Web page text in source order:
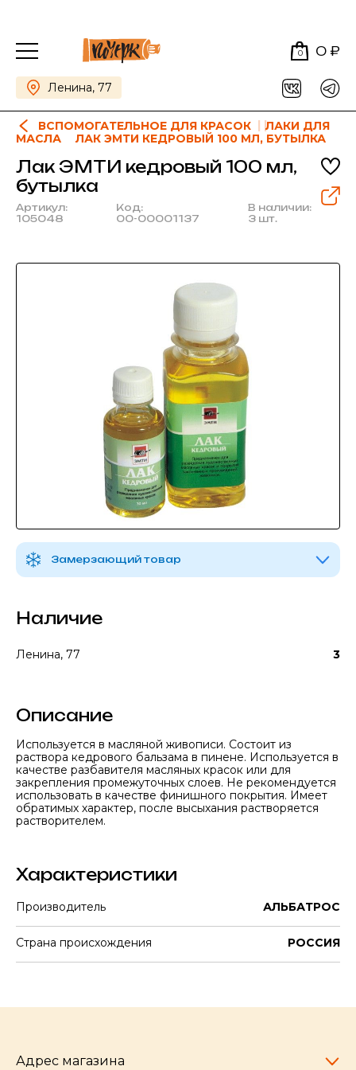
0 0 ₽
Ленина, 77
ВСПОМОГАТЕЛЬНОЕ ДЛЯ КРАСОК
ЛАКИ ДЛЯ
МАСЛА
ЛАК ЭМТИ КЕДРОВЫЙ 100 МЛ, БУТЫЛКА
Лак ЭМТИ кедровый 100 мл,
бутылка
Артикул:
105048
Код:
00-00001137
В наличии:
3 шт.
Замерзающий товар
Наличие
Ленина, 77 3
Описание
Используется в масляной живописи. Состоит из
раствора кедрового бальзама в пинене. Используется в
качестве разбавителя масляных красок или для
закрепления промежуточных слоев. Не рекомендуется
использовать в качестве финишного покрытия. Имеет
обратимых характер, после высыхания растворяется
растворителем.
Характеристики
Производитель АЛЬБАТРОС
Страна происхождения РОССИЯ
Адрес магазина